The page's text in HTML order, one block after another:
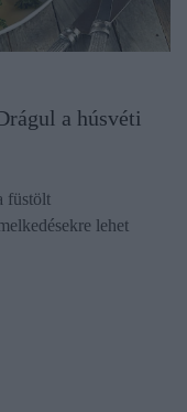
a húsvéti
füstölt
lehet